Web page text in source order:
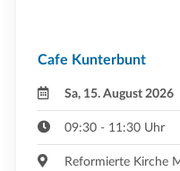
Cafe Kunterbunt
Sa, 15. August 2026
09:30 - 11:30 Uhr
Reformierte Kirche